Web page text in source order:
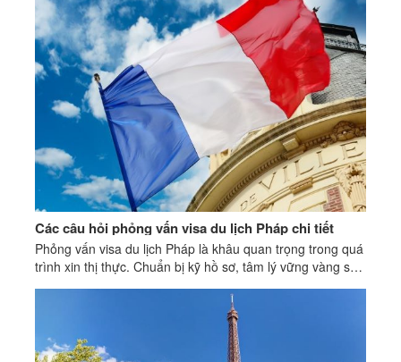
Các câu hỏi phỏng vấn visa du lịch Pháp chi tiết
Phỏng vấn visa du lịch Pháp là khâu quan trọng trong quá
trình xin thị thực. Chuẩn bị kỹ hồ sơ, tâm lý vững vàng sẽ